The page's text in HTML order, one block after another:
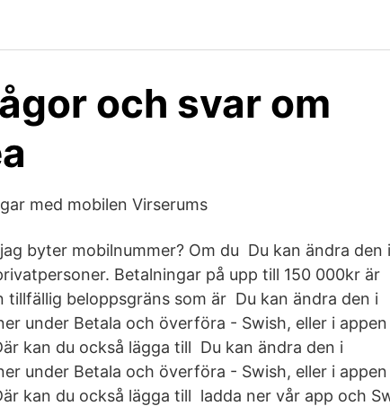
och svar om
med mobilen Virserums
byter mobilnummer? Om du Du kan ändra den i
Betalningar på upp till 150 000kr är
beloppsgräns som är Du kan ändra den i
under Betala och överföra - Swish, eller i appen
kan du också lägga till Du kan ändra den i
under Betala och överföra - Swish, eller i appen
kan du också lägga till ladda ner vår app och